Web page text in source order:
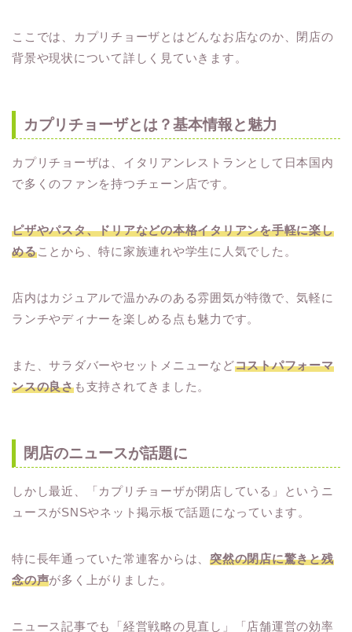
ここでは、カプリチョーザとはどんなお店なのか、閉店の
背景や現状について詳しく見ていきます。
カプリチョーザとは？基本情報と魅力
カプリチョーザは、イタリアンレストランとして日本国内
で多くのファンを持つチェーン店です。
ピザやパスタ、ドリアなどの本格イタリアンを手軽に楽し
めることから、特に家族連れや学生に人気でした。
店内はカジュアルで温かみのある雰囲気が特徴で、気軽に
ランチやディナーを楽しめる点も魅力です。
また、サラダバーやセットメニューなどコストパフォーマ
ンスの良さも支持されてきました。
閉店のニュースが話題に
しかし最近、「カプリチョーザが閉店している」というニ
ュースがSNSやネット掲示板で話題になっています。
特に長年通っていた常連客からは、突然の閉店に驚きと残
念の声が多く上がりました。
ニュース記事でも「経営戦略の見直し」「店舗運営の効率